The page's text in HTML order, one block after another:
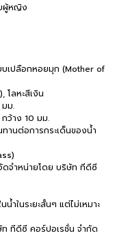
ผู้หญิง
บเปลือกหอยมุก (Mother of
โลหะสีเงิน
ม.
กว้าง 10 มม.
านต่อการกระเด็นของน้ำ
ดจำหน่ายโดย บริษัท ทีดีซี
ำในระยะสั้นๆ แต่ไม่เหมาะ
ท ทีดีซี คอร์ปอเรชั่น จำกัด